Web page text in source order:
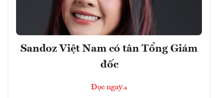
Sandoz Việt Nam có tân Tổng Giám
đốc
Đọc ngay